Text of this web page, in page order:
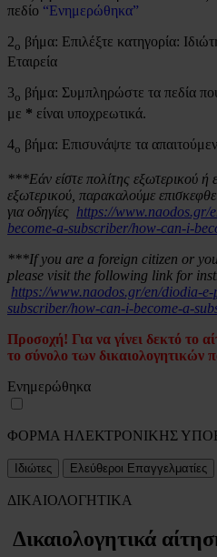
πεδίο “Ενημερώθηκα”
2ο βήμα: Επιλέξτε κατηγορία:
Εταιρεία
3ο βήμα: Συμπληρώστε τα πεδία
με * είναι υποχρεωτικά.
4ο βήμα: Επισυνάψτε τα
***Εάν είστε πολίτης εξωτερικού ή
εξωτερικού, παρακαλούμε
για οδηγίες https://www.naodos.gr/
become-a-subscriber/how-can-i-
***If you are a foreign citizen or
please visit the following link for
https://www.naodos.gr/en/diodia-
subscriber/how-can-i-become-a-
Προσοχή! Για να γίνει δεκτό το
το σύνολο των δικαιολογητικών
Ενημερώθηκα
ΦΟΡΜΑ ΗΛΕΚΤΡΟΝΙΚΗΣ
Ιδιώτες Ελεύθεροι Επαγγελματίες
ΔΙΚΑΙΟΛΟΓΗΤΙΚΑ
Δικαιολογητικά